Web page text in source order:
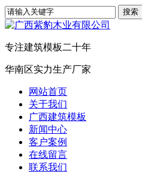
专注建筑模板二十年
华南区实力生产厂家
网站首页
关于我们
广西建筑模板
新闻中心
客户案例
在线留言
联系我们